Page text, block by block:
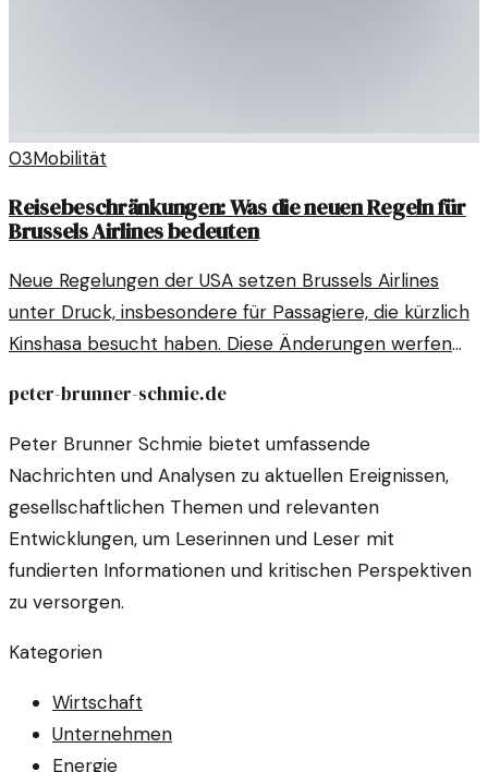
03Mobilität
Reisebeschränkungen: Was die neuen Regeln für
Brussels Airlines bedeuten
Neue Regelungen der USA setzen Brussels Airlines
unter Druck, insbesondere für Passagiere, die kürzlich
Kinshasa besucht haben. Diese Änderungen werfen
auf.
peter-brunner-schmie.de
Peter Brunner Schmie bietet umfassende
Nachrichten und Analysen zu aktuellen Ereignissen,
gesellschaftlichen Themen und relevanten
Entwicklungen, um Leserinnen und Leser mit
fundierten Informationen und kritischen Perspektiven
zu versorgen.
Kategorien
Wirtschaft
Unternehmen
Energie